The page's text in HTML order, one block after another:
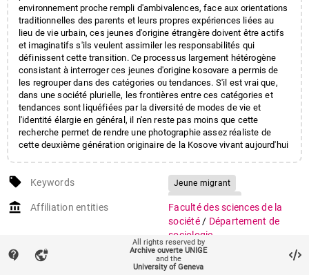
environnement proche rempli d'ambivalences, face aux orientations
traditionnelles des parents et leurs propres expériences liées au
lieu de vie urbain, ces jeunes d'origine étrangère doivent être actifs
et imaginatifs s'ils veulent assimiler les responsabilités qui
définissent cette transition. Ce processus largement hétérogène
consistant à interroger ces jeunes d'origine kosovare a permis de
les regrouper dans des catégories ou tendances. S'il est vrai que,
dans une société plurielle, les frontières entre ces catégories et
tendances sont liquéfiées par la diversité de modes de vie et
l'identité élargie en général, il n'en reste pas moins que cette
recherche permet de rendre une photographie assez réaliste de
cette deuxième génération originaire de la Kosove vivant aujourd'hui
local_offer Keywords
Jeune migrant
Deuxième génération
account_balance Affiliation entities
Faculté des sciences de la
société / Département de
sociologie
auto_stories Citation (ISO format) HAXHIJAJ, Rifat.
Les jeunes
d’origine kosovare à Genève:
contact_support vpn_lock
All rights reserved by
Archive ouverte UNIGE
and the
University of Geneva